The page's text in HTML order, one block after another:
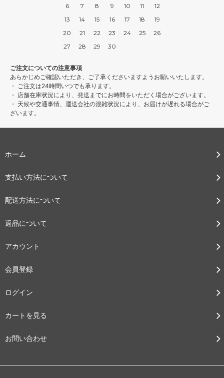
6
7 8 9 10 11
12
13
14 15 16 17 18
19
20
21 22 23 24 25
26
27
28 29 30
ご注文についての注意事項
あらかじめご確認いただき、ご了承くださいますようお願いいたします。
・ ご注文は24時間いつでも承ります。
・ 店舗在庫状況により、発送までにお時間をいただく場合がございます。
・ 天候や交通事情、運送会社の混雑状況により、お届けが遅れる場合がご
ざいます。
ホーム
支払い方法について
配送方法について
返品について
アカウント
会員登録
ログイン
カートを見る
お問い合わせ